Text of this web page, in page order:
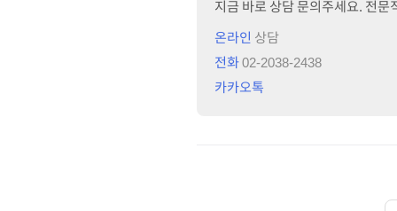
지금 바로 상담 문의주세요. 전
온라인 상담
전화02-2038-2438
카카오톡